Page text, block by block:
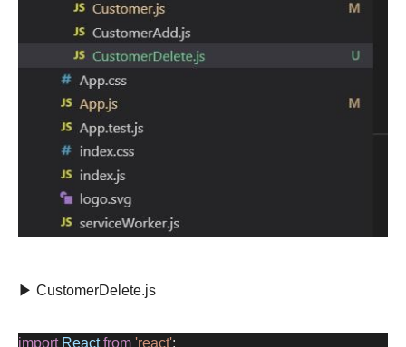
▶ CustomerDelete.js
import React from 'react';